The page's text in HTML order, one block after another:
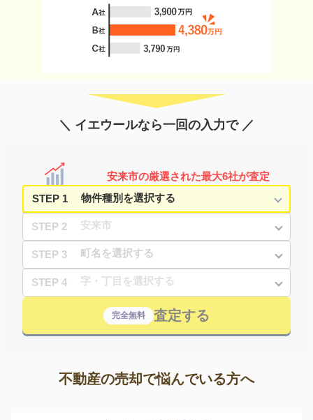
＼ イエウールなら一回の入力で ／
安来市の厳選された最大6社が査定
STEP 1
STEP 2
STEP 3
STEP 4
完全無料 査定する
不動産の売却で悩んでいる方へ